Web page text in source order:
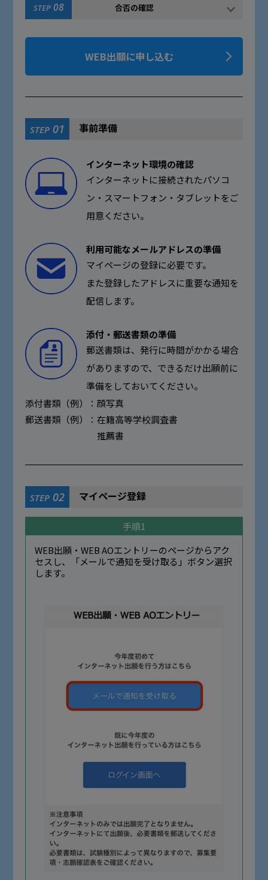
STEP 08 合否の確認
WEB出願に申し込む
STEP 01 事前準備
インターネット環境の確認
インターネットに接続されたパソコ
ン・スマートフォン・タブレットをご
用意ください。
利用可能なメールアドレスの準備
マイページの登録に必要です。
また登録したアドレスに重要な通知を
配信します。
添付・郵送書類の準備
郵送書類は、発行に時間がかかる場合
がありますので、できるだけ出願前に
準備をしておいてください。
添付書類（例）：顔写真
郵送書類（例）：在籍高等学校調査書
推薦書
STEP 02 マイページ登録
手順1
WEB出願・WEB AOエントリーのページからアク
セスし、「メールで通知を受け取る」ボタン選択
します。